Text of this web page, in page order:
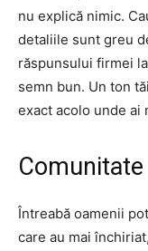
nu explică nimic.
detaliile sunt greu
răspunsului firmei
semn bun. Un ton
exact acolo unde ai
Întreabă oamenii
care au mai